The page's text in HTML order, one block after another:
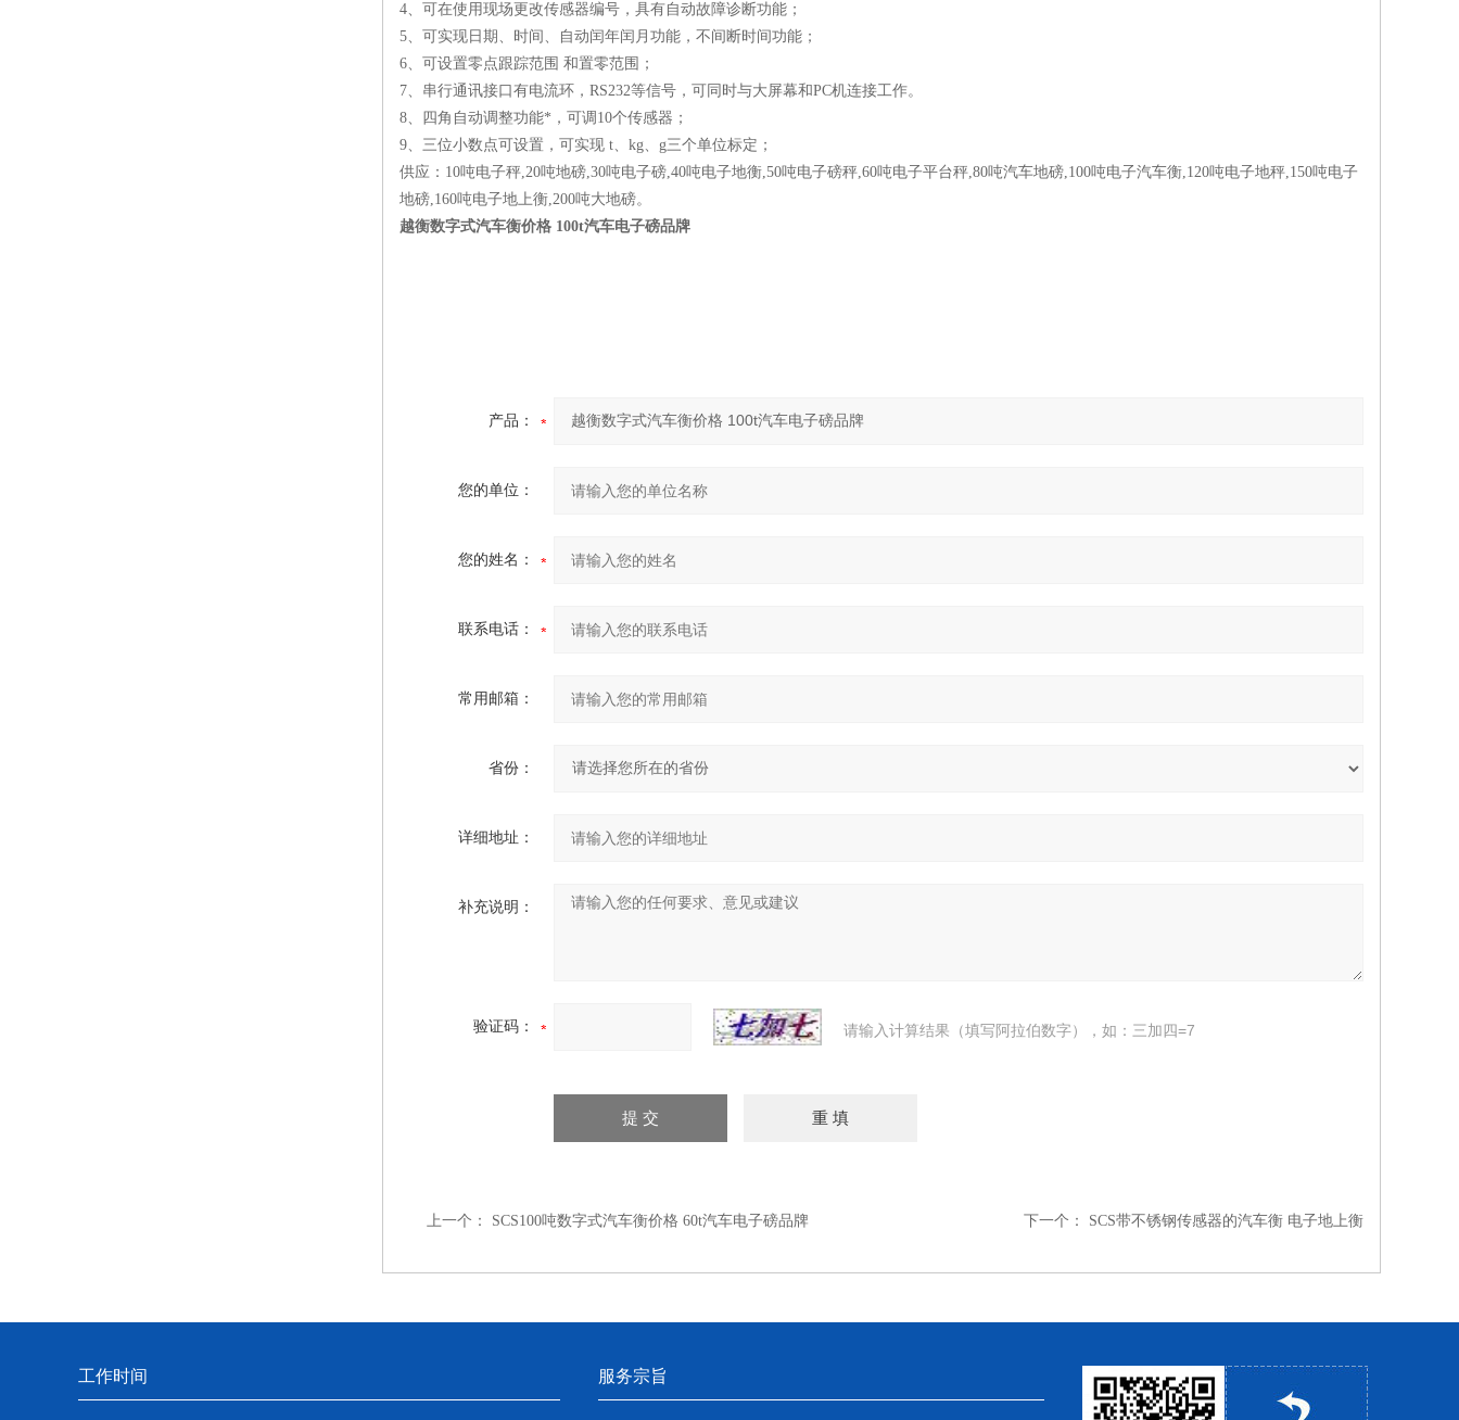
4、可在使用现场更改传感器编号，具有自动故障诊断功能；
5、可实现日期、时间、自动闰年闰月功能，不间断时间功能；
6、可设置零点跟踪范围 和置零范围；
7、串行通讯接口有电流环，RS232等信号，可同时与大屏幕和PC机连接工作。
8、四角自动调整功能*，可调10个传感器；
9、三位小数点可设置，可实现 t、kg、g三个单位标定；
供应：10吨电子秤,20吨地磅,30吨电子磅,40吨电子地衡,50吨电子磅秤,60吨电子平台秤,80吨汽车地磅,100吨电子汽车衡,120吨电子地秤,150吨电子
地磅,160吨电子地上衡,200吨大地磅。
越衡数字式汽车衡价格 100t汽车电子磅品牌
产品：
您的单位：
您的姓名：
联系电话：
常用邮箱：
省份：
详细地址：
补充说明：
验证码： 请输入计算结果（填写阿拉伯数字），如：三加四=7
上一个： SCS100吨数字式汽车衡价格 60t汽车电子磅品牌 下一个： SCS带不锈钢传感器的汽车衡 电子地上衡
工作时间 服务宗旨